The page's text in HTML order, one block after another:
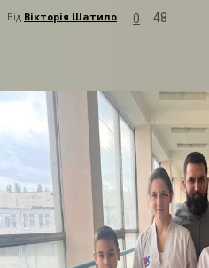
Від Вікторія Шатило 0 48